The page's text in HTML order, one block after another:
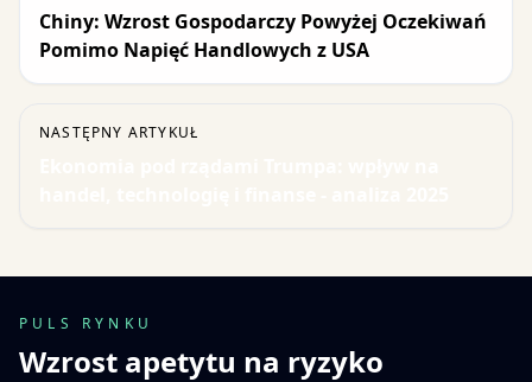
Chiny: Wzrost Gospodarczy Powyżej Oczekiwań
Pomimo Napięć Handlowych z USA
NASTĘPNY ARTYKUŁ
PULS RYNKU
Wzrost apetytu na ryzyko